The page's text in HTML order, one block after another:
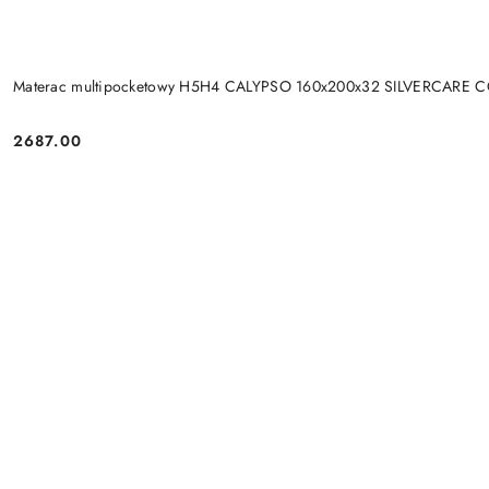
Materac multipocketowy H5H4 CALYPSO 160x200x32 SILVERCARE
Cena:
2687.00